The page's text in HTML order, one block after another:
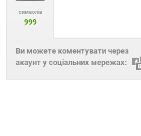
символів
999
Ви можете коментувати через
акаунт у соціальних мережах: